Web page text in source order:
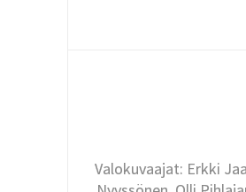
Valokuvaajat: Erkki